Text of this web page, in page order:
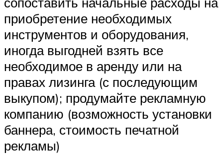
приобретение необходимых
инструментов и оборудования,
иногда выгодней взять все
необходимое в аренду или на
правах лизинга (с последующим
выкупом); продумайте рекламную
компанию (возможность установки
баннера, стоимость печатной
рекламы)